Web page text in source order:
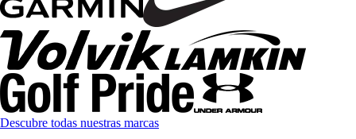
Descubre todas nuestras marcas